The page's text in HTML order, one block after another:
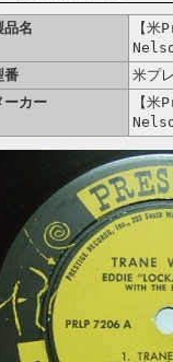
品名
【
番
米プ
ーカー
【